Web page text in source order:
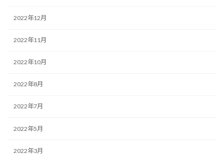
2022年12月
2022年11月
2022年10月
2022年8月
2022年7月
2022年5月
2022年3月